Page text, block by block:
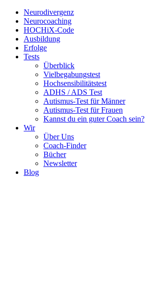
Neurodivergenz
Neurocoaching
HOCHiX-Code
Ausbildung
Erfolge
Tests
Überblick
Vielbegabungstest
Hochsensibilitätstest
ADHS / ADS Test
Autismus-Test für Männer
Autismus-Test für Frauen
Kannst du ein guter Coach sein?
Wir
Über Uns
Coach-Finder
Bücher
Newsletter
Blog